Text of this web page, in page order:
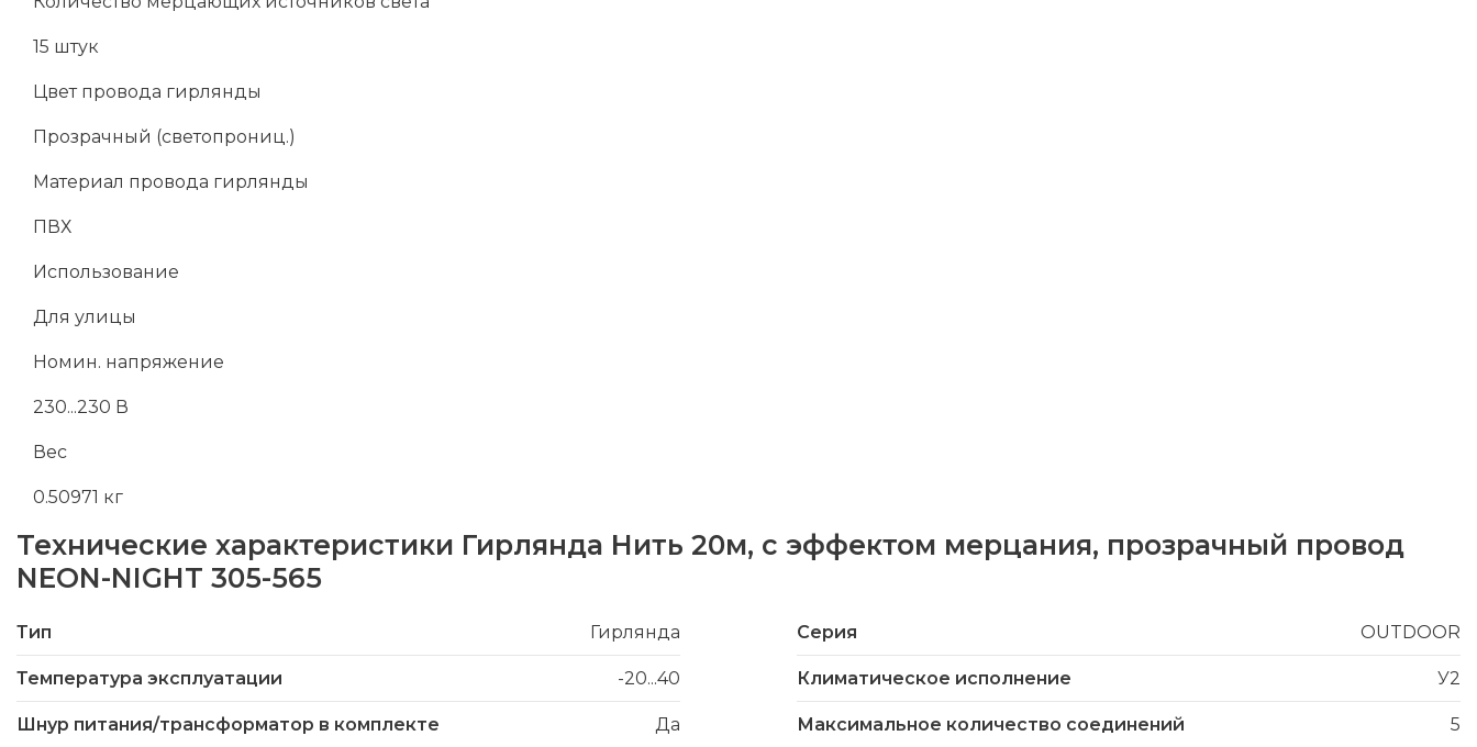
15 штук
Цвет провода гирлянды
Прозрачный (светопрониц.)
Материал провода гирлянды
ПВХ
Использование
Для улицы
Номин. напряжение
230...230 В
Вес
0.50971 кг
Технические характеристики Гирлянда Нить 20м, с эффектом мерцания, прозрачный провод
NEON-NIGHT 305-565
Тип Гирлянда Серия OUTDOOR
Температура эксплуатации -20...40 Климатическое исполнение У2
Шнур питания/трансформатор в комплекте Да Максимальное количество соединений 5